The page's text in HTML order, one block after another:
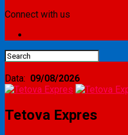
Connect with us
Data: 09/08/2026
Tetova Expres